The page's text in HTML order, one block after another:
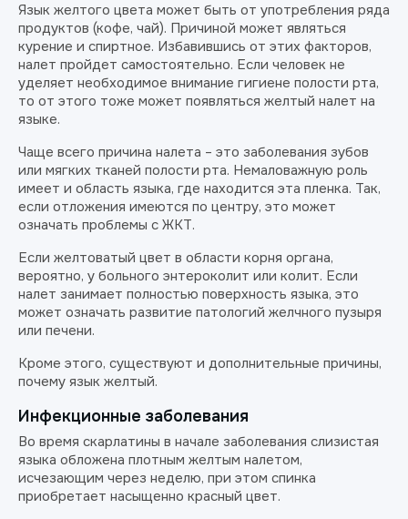
Язык желтого цвета может быть от употребления ряда
продуктов (кофе, чай). Причиной может являться
курение и спиртное. Избавившись от этих факторов,
налет пройдет самостоятельно. Если человек не
уделяет необходимое внимание гигиене полости рта,
то от этого тоже может появляться желтый налет на
языке.
Чаще всего причина налета – это заболевания зубов
или мягких тканей полости рта. Немаловажную роль
имеет и область языка, где находится эта пленка. Так,
если отложения имеются по центру, это может
означать проблемы с ЖКТ.
Если желтоватый цвет в области корня органа,
вероятно, у больного энтероколит или колит. Если
налет занимает полностью поверхность языка, это
может означать развитие патологий желчного пузыря
или печени.
Кроме этого, существуют и дополнительные причины,
почему язык желтый.
Инфекционные заболевания
Во время скарлатины в начале заболевания слизистая
языка обложена плотным желтым налетом,
исчезающим через неделю, при этом спинка
приобретает насыщенно красный цвет.